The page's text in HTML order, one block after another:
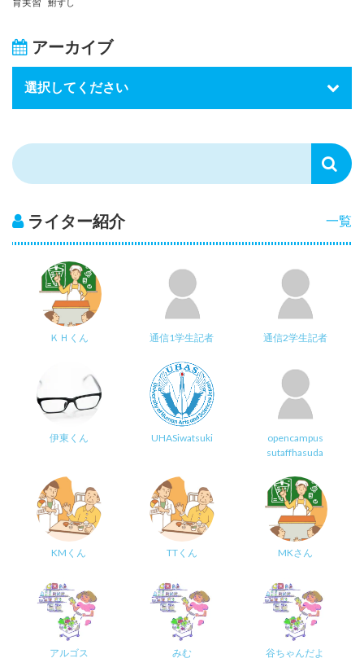
鮒ずし
アーカイブ
一覧
ライター紹介
ＫＨくん 通信1学生記者 通信2学生記者
伊東くん UHASiwatsuki
opencampus
sutaffhasuda
KMくん TTくん MKさん
アルゴス みむ 谷ちゃんだよ